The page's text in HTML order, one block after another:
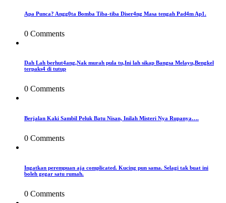
Apa Punca? Angg0ta Bomba Tiba-tiba Diser4ng Masa tengah Pad4m Ap1.
0 Comments
Dah Lah berhut4ang,Nak murah pula tu,Ini lah sikap Bangsa Melayu,Bengkel
terpaks4 di tutup
0 Comments
Berjalan Kaki Sambil Peluk Batu Nisan, Inilah Misteri Nya Rupanya….
0 Comments
Ingatkan perempuan aja complicated. Kucing pun sama. Selagi tak buat ini
boleh gegar satu rumah.
0 Comments